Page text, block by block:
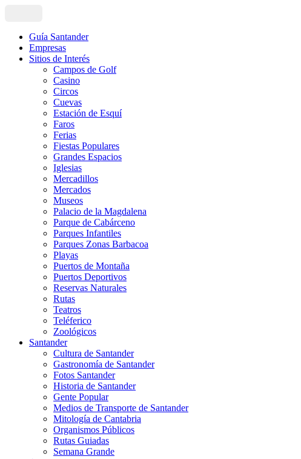
Guía Santander
Empresas
Sitios de Interés
Campos de Golf
Casino
Circos
Cuevas
Estación de Esquí
Faros
Ferias
Fiestas Populares
Grandes Espacios
Iglesias
Mercadillos
Mercados
Museos
Palacio de la Magdalena
Parque de Cabárceno
Parques Infantiles
Parques Zonas Barbacoa
Playas
Puertos de Montaña
Puertos Deportivos
Reservas Naturales
Rutas
Teatros
Teléferico
Zoológicos
Santander
Cultura de Santander
Gastronomía de Santander
Fotos Santander
Historia de Santander
Gente Popular
Medios de Transporte de Santander
Mitología de Cantabria
Organismos Públicos
Rutas Guiadas
Semana Grande